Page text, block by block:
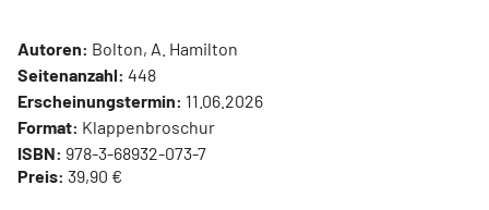
Autoren: Bolton, A. Hamilton
Seitenanzahl: 448
Erscheinungstermin: 11.06.2026
Format: Klappenbroschur
ISBN: 978-3-68932-073-7
Preis: 39,90 €